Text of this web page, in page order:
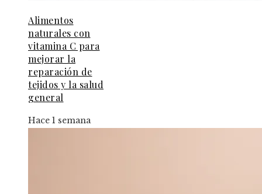
Alimentos
naturales con
vitamina C para
mejorar la
reparación de
tejidos y la salud
general
Hace 1 semana